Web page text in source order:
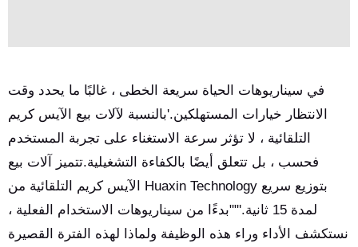
في سيناريوهات الحياة سريعة الخطى ، غالبًا ما يحدد وقت
الانتظار خيارات المستهلكين.'بالنسبة لآلات بيع الآيس كريم
التلقائية ، لا تؤثر سرعة الاستغناء على تجربة المستخدم
فحسب ، بل تتعلق أيضًا بالكفاءة التشغيلية.تتميز آلات بيع
الآيس كريم التلقائية من Huaxin Technology بتوزيع سريع
لمدة 15 ثانية.'""بدءًا من سيناريوهات الاستخدام الفعلية ،
نستكشف الأداء وراء هذه الوظيفة ولماذا لهذه الفترة القصيرة